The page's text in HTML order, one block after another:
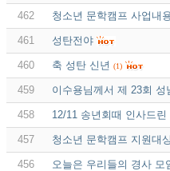
462 청소년 문학캠프 사업내
461 성탄전야
460 축 성탄 신년 (1)
459 이수용님께서 제 23회 성
458 12/11 송년회때 인사드
457 청소년 문학캠프 지원대
456 오늘은 우리들의 경사 모